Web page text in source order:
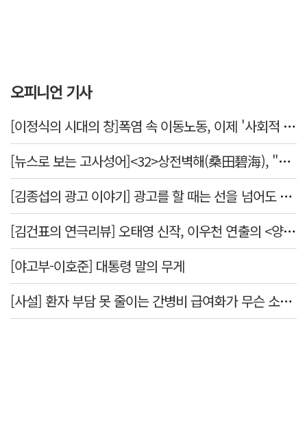
오피니언 기사
[이정식의 시대의 창]폭염 속 이동노동, 이제 '사회적 위험 관리'로 전환할 때
[뉴스로 보는 고사성어]<32>상전벽해(桑田碧海), "뽕나무밭이 푸른 바다가 되었다."
[김종섭의 광고 이야기] 광고를 할 때는 선을 넘어도 좋습니다.
[김건표의 연극리뷰] 오태영 신작, 이우천 연출의 <양은 양순하다>"국민을 온순한 양으로 길들이는 전체주의적 정치의 알레고리"
[야고부-이호준] 대통령 말의 무게
[사설] 환자 부담 못 줄이는 간병비 급여화가 무슨 소용인가